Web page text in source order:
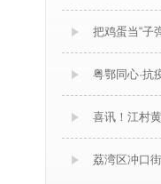
把鸡蛋当“子
粤鄂同心·抗
喜讯！江村
荔湾区冲口